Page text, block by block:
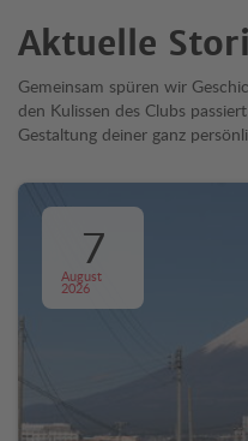
Aktuelle
Gemeinsam spüren wir
den Kulissen des Clubs
Gestaltung deiner ganz
7
August
2026